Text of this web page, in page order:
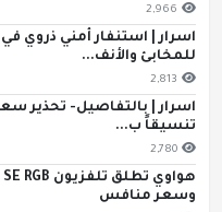
2,966
اسرار | استنفار أمني ذروي
للمخابئ والأنف...
2,813
اسرار | بالتفاصيل- تحذير
تنسيقاً ب...
2,780
وسعر منافس